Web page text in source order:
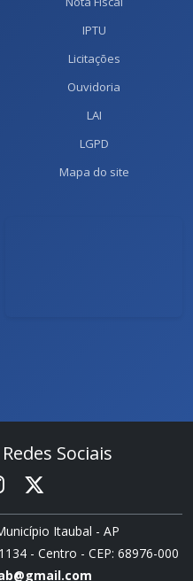
IPTU
Licitações
Ouvidoria
LAI
LGPD
Mapa do site
Sociais
Itaubal - AP
- Centro - CEP: 68976-000